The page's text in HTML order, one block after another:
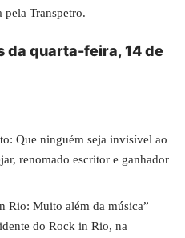
pela Transpetro.
da quarta-feira, 14 de
Que ninguém seja invisível ao
renomado escritor e ganhador
Rio: Muito além da música”
do Rock in Rio, na